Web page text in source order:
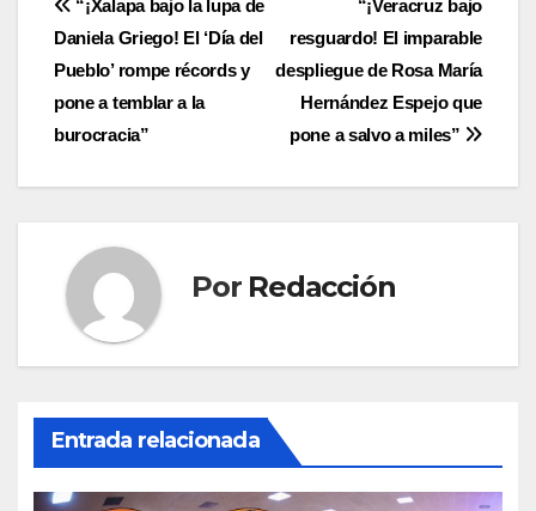
Navegación
de
entradas
“¡Veracruz bajo
resguardo! El imparable
despliegue de Rosa María
Hernández Espejo que
pone a salvo a miles”
“¡Xalapa bajo la lupa de
Daniela Griego! El ‘Día del
Pueblo’ rompe récords y
pone a temblar a la
burocracia”
Por Redacción
Entrada relacionada